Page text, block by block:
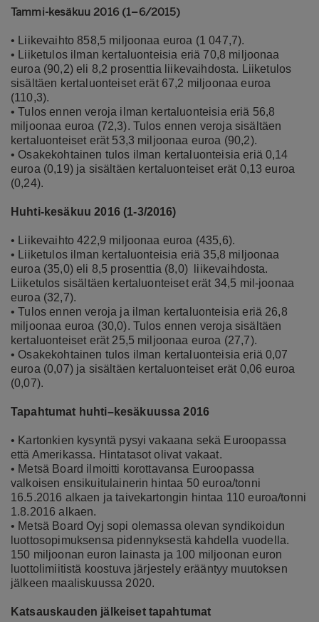
Tammi-kesäkuu 2016 (1–6/2015)
• Liikevaihto 858,5 miljoonaa euroa (1 047,7).
• Liiketulos ilman kertaluonteisia eriä 70,8 miljoonaa
euroa (90,2) eli 8,2 prosenttia liikevaihdosta. Liiketulos
sisältäen kertaluonteiset erät 67,2 miljoonaa euroa
(110,3).
• Tulos ennen veroja ilman kertaluonteisia eriä 56,8
miljoonaa euroa (72,3). Tulos ennen veroja sisältäen
kertaluonteiset erät 53,3 miljoonaa euroa (90,2).
• Osakekohtainen tulos ilman kertaluonteisia eriä 0,14
euroa (0,19) ja sisältäen kertaluonteiset erät 0,13 euroa
(0,24).
Huhti-kesäkuu 2016 (1-3/2016)
• Liikevaihto 422,9 miljoonaa euroa (435,6).
• Liiketulos ilman kertaluonteisia eriä 35,8 miljoonaa
euroa (35,0) eli 8,5 prosenttia (8,0) liikevaihdosta.
Liiketulos sisältäen kertaluonteiset erät 34,5 mil-joonaa
euroa (32,7).
• Tulos ennen veroja ja ilman kertaluonteisia eriä 26,8
miljoonaa euroa (30,0). Tulos ennen veroja sisältäen
kertaluonteiset erät 25,5 miljoonaa euroa (27,7).
• Osakekohtainen tulos ilman kertaluonteisia eriä 0,07
euroa (0,07) ja sisältäen kertaluonteiset erät 0,06 euroa
(0,07).
Tapahtumat huhti–kesäkuussa 2016
• Kartonkien kysyntä pysyi vakaana sekä Euroopassa
että Amerikassa. Hintatasot olivat vakaat.
• Metsä Board ilmoitti korottavansa Euroopassa
valkoisen ensikuitulainerin hintaa 50 euroa/tonni
16.5.2016 alkaen ja taivekartongin hintaa 110 euroa/tonni
1.8.2016 alkaen.
• Metsä Board Oyj sopi olemassa olevan syndikoidun
luottosopimuksensa pidennyksestä kahdella vuodella.
150 miljoonan euron lainasta ja 100 miljoonan euron
luottolimiitistä koostuva järjestely erääntyy muutoksen
jälkeen maaliskuussa 2020.
Katsauskauden jälkeiset tapahtumat